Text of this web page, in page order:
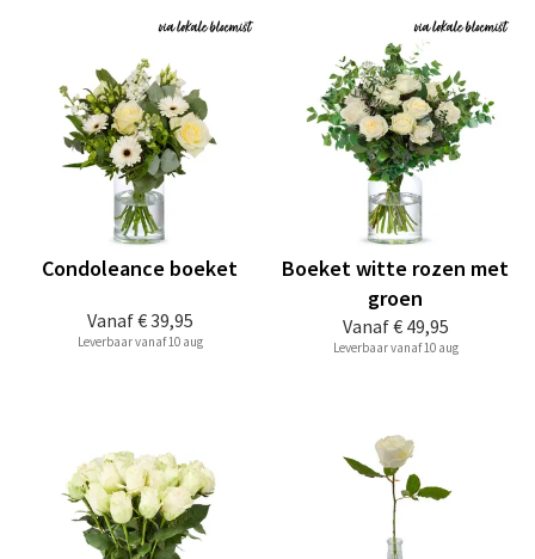
Vanaf€ 39,95
Condoleance boeket
Leverbaar vanaf 10 aug
Vanaf€ 49,95
Boeket witte rozen met
groen
Leverbaar vanaf 10 aug